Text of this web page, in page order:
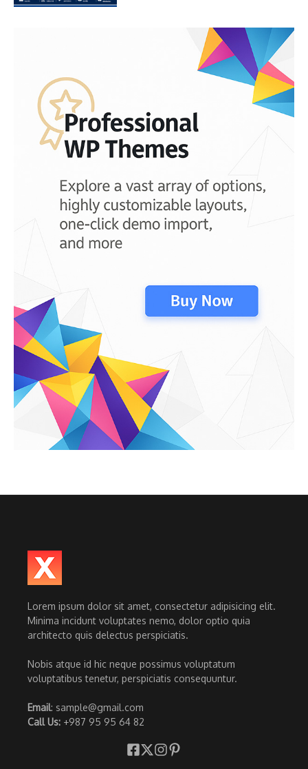
Lorem ipsum dolor sit amet, consectetur adipisicing elit.
Minima incidunt voluptates nemo, dolor optio quia
architecto quis delectus perspiciatis.
Nobis atque id hic neque possimus voluptatum
voluptatibus tenetur, perspiciatis consequuntur.
Email: sample@gmail.com
Call Us: +987 95 95 64 82